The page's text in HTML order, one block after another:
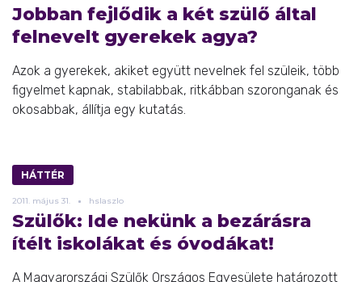
Jobban fejlődik a két szülő által
felnevelt gyerekek agya?
Azok a gyerekek, akiket együtt nevelnek fel szüleik, több
figyelmet kapnak, stabilabbak, ritkábban szoronganak és
okosabbak, állítja egy kutatás.
HÁTTÉR
2011. május 31. hslaszlo
Szülők: Ide nekünk a bezárásra
ítélt iskolákat és óvodákat!
A Magyarországi Szülők Országos Egyesülete határozott